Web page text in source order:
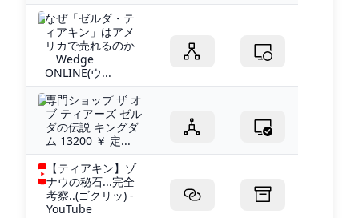
なぜ「ゼルダ・テ
ィアキン」はアメ
リカで売れるのか
Wedge
ONLINE(ウ...
専門ショップ ザ オ
ブ ティアーズ ゼル
ダの伝説 キングダ
ム 13200 ￥ 定...
【ティアキン】ゾ
ナウの秘石...完全
考察..(ゴクリッ) -
YouTube